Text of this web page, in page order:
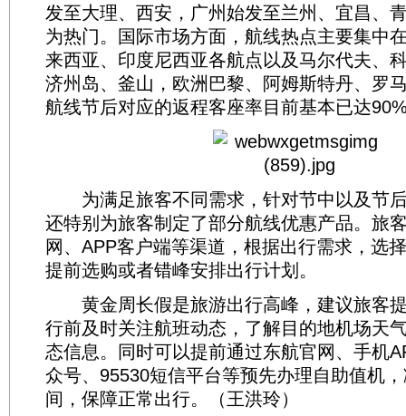
发至大理、西安，广州始发至兰州、宜昌、
为热门。国际市场方面，航线热点主要集中
来西亚、印度尼西亚各航点以及马尔代夫、
济州岛、釜山，欧洲巴黎、阿姆斯特丹、罗
航线节后对应的返程客座率目前基本已达
为满足旅客不同需求，针对节中以及节
还特别为旅客制定了部分航线优惠产品。旅
网、APP客户端等渠道，根据出行需求，选
提前选购或者错峰安排出行计划。
黄金周长假是旅游出行高峰，建议旅客
行前及时关注航班动态，了解目的地机场天
态信息。同时可以提前通过东航官网、手机
众号、95530短信平台等预先办理自助值机
间，保障正常出行。（王洪玲）